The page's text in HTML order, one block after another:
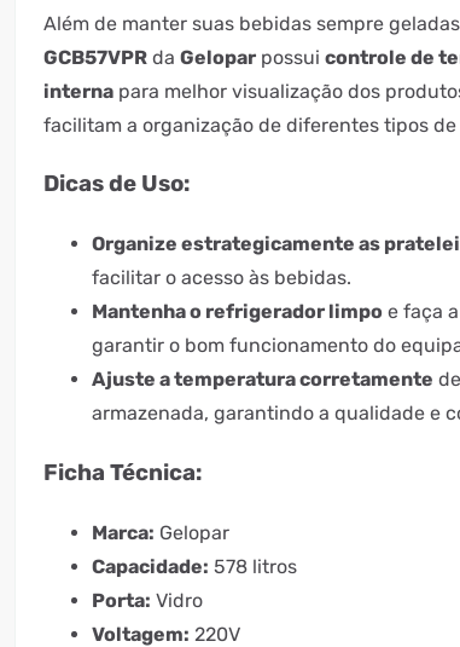
Além de manter suas bebidas sempre
GCB57VPR da Gelopar possui controle de
interna para melhor visualização dos
facilitam a organização de diferentes tipos de
Dicas de Uso:
Organize estrategicamente as
facilitar o acesso às bebidas.
Mantenha o refrigerador limpo e faça
garantir o bom funcionamento do
Ajuste a temperatura corretamente
armazenada, garantindo a qualidade e
Ficha Técnica:
Marca: Gelopar
Capacidade: 578 litros
Porta: Vidro
Voltagem: 220V